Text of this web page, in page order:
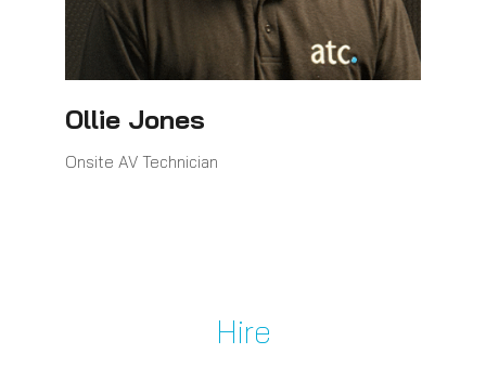
Ollie Jones
Onsite AV Technician
Hire